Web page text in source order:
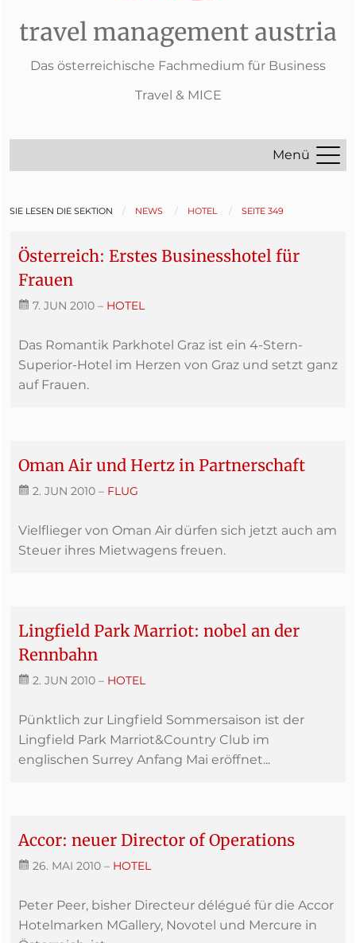
travel management austria
Das österreichische Fachmedium für Business
Travel & MICE
Menü
SIE LESEN DIE SEKTION NEWS HOTEL SEITE 349
Österreich: Erstes Businesshotel für
Frauen
7. JUN 2010 – HOTEL
Das Romantik Parkhotel Graz ist ein 4-Stern-
Superior-Hotel im Herzen von Graz und setzt ganz
auf Frauen.
Oman Air und Hertz in Partnerschaft
2. JUN 2010 – FLUG
Vielflieger von Oman Air dürfen sich jetzt auch am
Steuer ihres Mietwagens freuen.
Lingfield Park Marriot: nobel an der
Rennbahn
2. JUN 2010 – HOTEL
Pünktlich zur Lingfield Sommersaison ist der
Lingfield Park Marriot&Country Club im
englischen Surrey Anfang Mai eröffnet...
Accor: neuer Director of Operations
26. MAI 2010 – HOTEL
Peter Peer, bisher Directeur délégué für die Accor
Hotelmarken MGallery, Novotel und Mercure in